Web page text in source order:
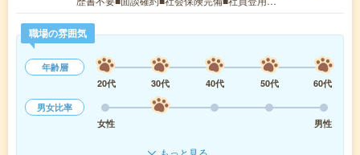
職場の雰囲気
年齢層
20代
30代 40代 50代
60代
男女比率
女性
男性
もっと見る